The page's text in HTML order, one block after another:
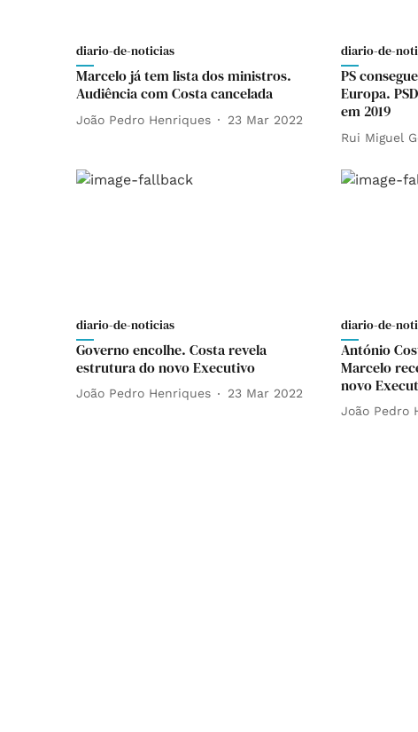
diario-de-noticias
Marcelo já tem lista dos ministros.
Audiência com Costa cancelada
João Pedro Henriques 23 Mar 2022
diario-de-
PS
Europa.
em 2019
Rui Miguel
diario-de-noticias
Governo encolhe. Costa revela
estrutura do novo Executivo
João Pedro Henriques 23 Mar 2022
diario-de-
António
Marcelo
novo
João Pedro